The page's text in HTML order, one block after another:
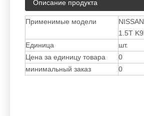
Описание продукта
Применимые модели
1.5T
Единица
шт.
Цена за единицу товара
0
минимальный заказ
0